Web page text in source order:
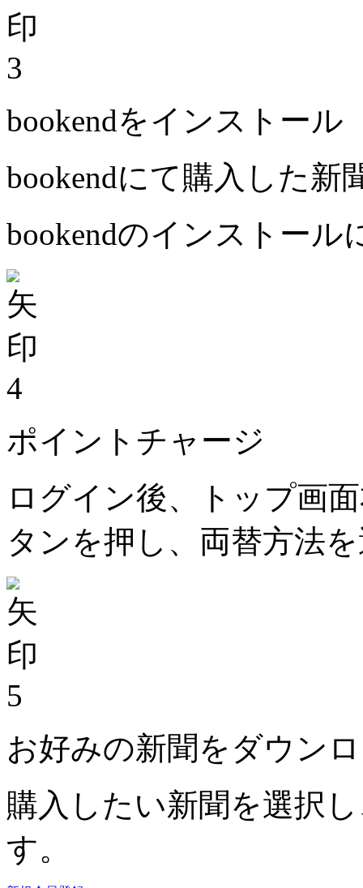
3
bookendをインストール
bookendにて購入した新
bookendのインストール
4
ポイントチャージ
ログイン後、トップ画
タンを押し、両替方法
5
お好みの新聞をダウン
購入したい新聞を選択
す。